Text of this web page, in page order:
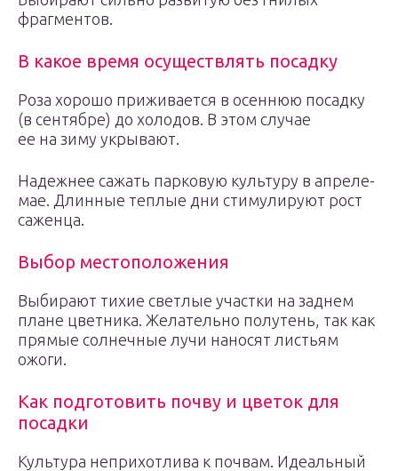
фрагментов.
В какое время осуществлять посадку
Роза хорошо приживается в осеннюю посадку
(в сентябре) до холодов. В этом случае
ее на зиму укрывают.
Надежнее сажать парковую культуру в апреле-
мае. Длинные теплые дни стимулируют рост
саженца.
Выбор местоположения
Выбирают тихие светлые участки на заднем
плане цветника. Желательно полутень, так как
прямые солнечные лучи наносят листьям
ожоги.
Как подготовить почву и цветок для
посадки
Культура неприхотлива к почвам. Идеальный